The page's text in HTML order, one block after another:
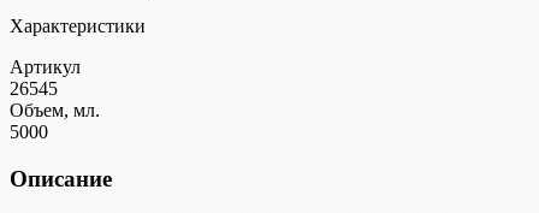
Характеристики
Артикул
26545
Объем, мл.
5000
Описание